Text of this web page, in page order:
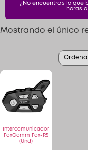
$
¿No encuentras lo que
horas
Mostrando el único
Intercomunicador
FoxComm Fox-R5
(Und)